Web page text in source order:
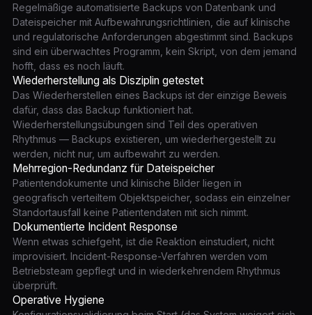
Regelmäßige automatisierte Backups von Datenbank und
Dateispeicher mit Aufbewahrungsrichtlinien, die auf klinische
und regulatorische Anforderungen abgestimmt sind. Backups
sind ein überwachtes Programm, kein Skript, von dem jemand
hofft, dass es noch läuft.
Wiederherstellung als Disziplin getestet
Das Wiederherstellen eines Backups ist der einzige Beweis
dafür, dass das Backup funktioniert hat.
Wiederherstellungsübungen sind Teil des operativen
Rhythmus — Backups existieren, um wiederhergestellt zu
werden, nicht nur, um aufbewahrt zu werden.
Mehrregion-Redundanz für Dateispeicher
Patientendokumente und klinische Bilder liegen in
geografisch verteiltem Objektspeicher, sodass ein einzelner
Standortausfall keine Patientendaten mit sich nimmt.
Dokumentierte Incident Response
Wenn etwas schiefgeht, ist die Reaktion einstudiert, nicht
improvisiert. Incident-Response-Verfahren werden vom
Betriebsteam gepflegt und in wiederkehrendem Rhythmus
überprüft.
Operative Hygiene